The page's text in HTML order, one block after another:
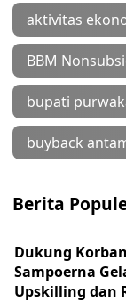
aktivitas
BBM
bupati
buyback
Berita
Dukung
Sampoerna
Upskilling dan